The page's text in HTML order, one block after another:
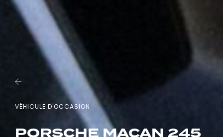
VÉHICULE D'OCCASION